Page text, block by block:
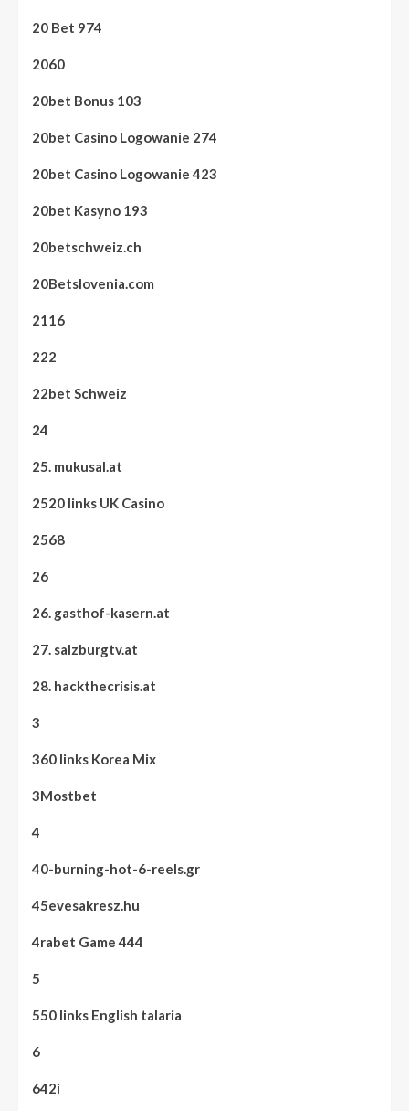
20 Bet 974
2060
20bet Bonus 103
20bet Casino Logowanie 274
20bet Casino Logowanie 423
20bet Kasyno 193
20betschweiz.ch
20Betslovenia.com
2116
222
22bet Schweiz
24
25. mukusal.at
2520 links UK Casino
2568
26
26. gasthof-kasern.at
27. salzburgtv.at
28. hackthecrisis.at
3
360 links Korea Mix
3Mostbet
4
40-burning-hot-6-reels.gr
45evesakresz.hu
4rabet Game 444
5
550 links English talaria
6
642i